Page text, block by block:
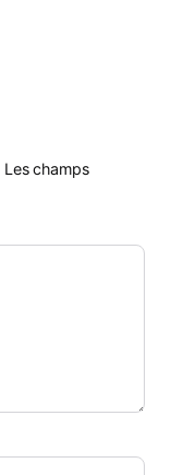
Les champs